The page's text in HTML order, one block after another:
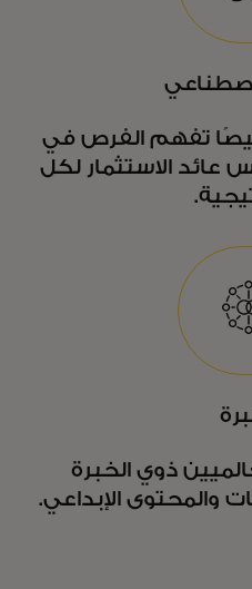
تفهم الفرص في
عائد الاستثمار لكل
ذوي الخبرة
والمحتوى الإبداعي.